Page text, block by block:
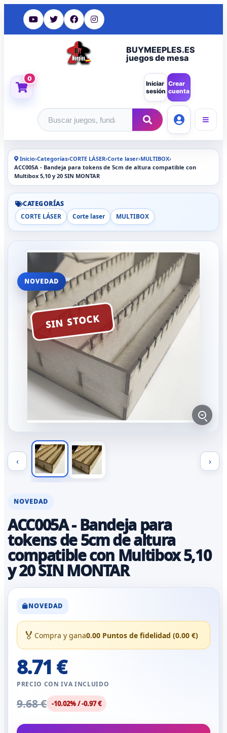
BUYMEEPLES.ES
juegos de mesa
0
Iniciar
sesión
Crear
cuenta
Buscar productos
Inicio›Categorías›CORTE LÁSER›Corte laser›MULTIBOX›
ACC005A - Bandeja para tokens de 5cm de altura compatible con
Multibox 5,10 y 20 SIN MONTAR
CATEGORÍAS
CORTE LÁSER
Corte laser MULTIBOX
NOVEDAD
SIN STOCK
‹ ›
NOVEDAD
ACC005A - Bandeja para
tokens de 5cm de altura
compatible con Multibox 5,10
y 20 SIN MONTAR
NOVEDAD
🏅 Compra y gana0.00 Puntos de fidelidad (0.00 €)
8.71 €
PRECIO CON IVA INCLUIDO
9.68 € -10.02% / -0.97 €